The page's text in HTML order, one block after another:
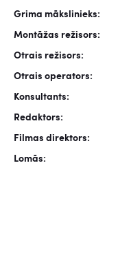
Grima mākslinieks:
Montāžas režisors:
Otrais režisors:
Otrais operators:
Konsultants:
Redaktors:
Filmas direktors:
Lomās: